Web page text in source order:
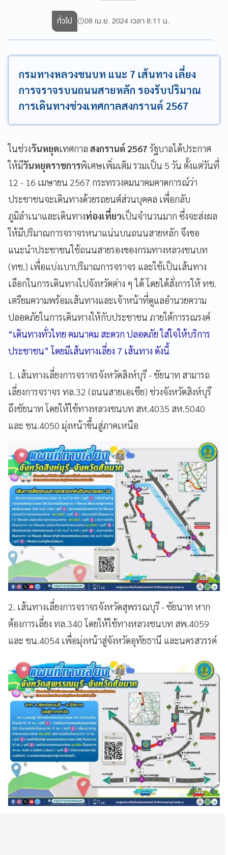
ทั่วไป 08 เม.ย. 2024 เวลา 8:11 น.
กรมทางหลวงชนบท แนะ 7 เส้นทาง เลี่ยง
การจราจรบนถนนสายหลัก รองรับปริมาณ
การเดินทางช่วงเทศกาลสงกรานต์ 2567
ในช่วงวันหยุดเทศกาล สงกรานต์ 2567 รัฐบาลได้ประกาศ
ให้มีวันหยุดราชการพิเศษเพิ่มเติม รวมเป็น 5 วัน ตั้งแต่วันที่
12 - 16 เมษายน 2567 กระทรวงคมนาคมคาดการณ์ว่า
ประชาชนจะเดินทางด้วยรถยนต์ส่วนบุคคล เพื่อกลับ
ภูมิลำเนาและเดินทางท่องเที่ยวเป็นจำนวนมาก ซึ่งจะส่งผล
ให้มีปริมาณการจราจรหนาแน่นบนถนนสายหลัก จึงขอ
แนะนำประชาชนใช้ถนนสายรองของกรมทางหลวงชนบท
(ทช.) เพื่อแบ่งเบาปริมาณการจราจร และใช้เป็นเส้นทาง
เลือกในการเดินทางไปจังหวัดต่าง ๆ ได้ โดยได้สั่งการให้ ทช.
เตรียมความพร้อมเส้นทางและเจ้าหน้าที่ดูแลอำนวยความ
ปลอดภัยในการเดินทางให้กับประชาชน ภายใต้การรณรงค์
“เดินทางทั่วไทย คมนาคม สะดวก ปลอดภัย ใส่ใจให้บริการ
ประชาชน” โดยมีเส้นทางเลี่ยง 7 เส้นทาง ดังนี้
1. เส้นทางเลี่ยงการจราจรจังหวัดสิงห์บุรี - ชัยนาท สามารถ
เลี่ยงการจราจร ทล.32 (ถนนสายเอเชีย) ช่วงจังหวัดสิงห์บุรี
ถึงชัยนาท โดยให้ใช้ทางหลวงชนบท สห.4035 สห.5040
และ ชน.4050 มุ่งหน้าขึ้นสู่ภาคเหนือ
2. เส้นทางเลี่ยงการจราจรจังหวัดสุพรรณบุรี - ชัยนาท หาก
ต้องการเลี่ยง ทล.340 โดยให้ใช้ทางหลวงชนบท สพ.4059
และ ชน.4054 เพื่อมุ่งหน้าสู่จังหวัดอุทัยธานี และนครสวรรค์